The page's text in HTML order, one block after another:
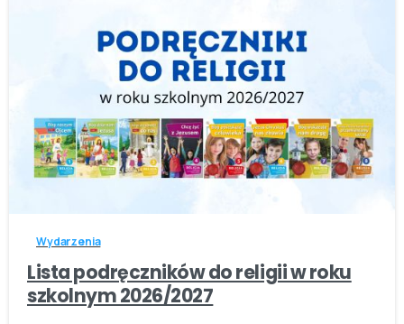
-
Wydarzenia
Lista podręczników do religii w roku
szkolnym 2026/2027